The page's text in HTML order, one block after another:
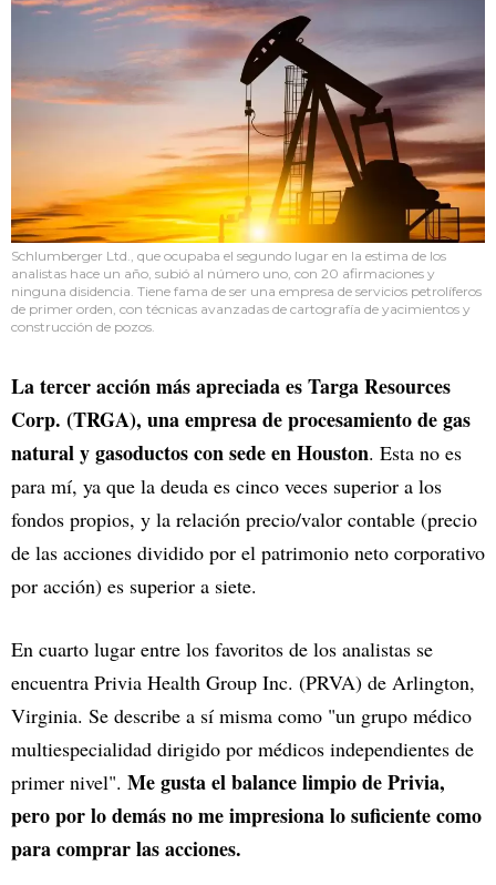
Schlumberger Ltd., que ocupaba el segundo lugar en la estima de los
analistas hace un año, subió al número uno, con 20 afirmaciones y
ninguna disidencia. Tiene fama de ser una empresa de servicios petrolíferos
de primer orden, con técnicas avanzadas de cartografía de yacimientos y
construcción de pozos.
La tercer acción más apreciada es Targa Resources
Corp. (TRGA), una empresa de procesamiento de gas
natural y gasoductos con sede en Houston. Esta no es
para mí, ya que la deuda es cinco veces superior a los
fondos propios, y la relación precio/valor contable (precio
de las acciones dividido por el patrimonio neto corporativo
por acción) es superior a siete.
En cuarto lugar entre los favoritos de los analistas se
encuentra Privia Health Group Inc. (PRVA) de Arlington,
Virginia. Se describe a sí misma como "un grupo médico
multiespecialidad dirigido por médicos independientes de
primer nivel". Me gusta el balance limpio de Privia,
pero por lo demás no me impresiona lo suficiente como
para comprar las acciones.